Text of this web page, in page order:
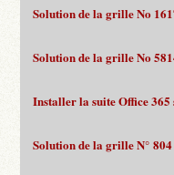
Solution de la grille No
Solution de la grille No
Installer la suite Office 365
Solution de la grille N° 804